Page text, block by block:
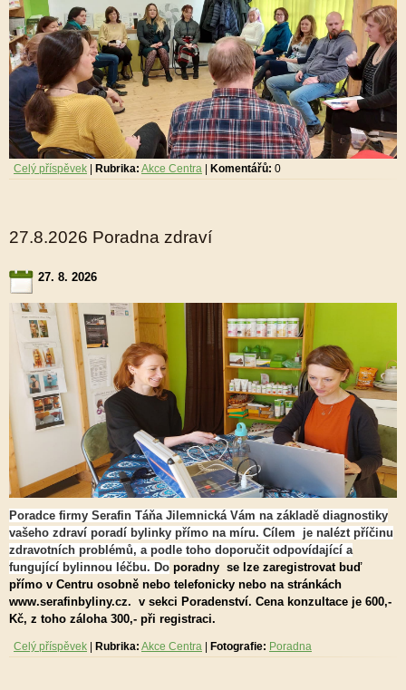
Celý příspěvek Rubrika: Akce Centra Komentářů: 0
27.8.2026 Poradna zdraví
27. 8. 2026
Poradce firmy Serafin Táňa Jilemnická Vám na základě diagnostiky
vašeho zdraví poradí bylinky přímo na míru. Cílem je nalézt příčinu
zdravotních problémů, a podle toho doporučit odpovídající a
fungující bylinnou léčbu. Do poradny se lze zaregistrovat buď
přímo v Centru osobně nebo telefonicky nebo na stránkách
www.serafinbyliny.cz. v sekci Poradenství. Cena konzultace je 600,-
Kč, z toho záloha 300,- při registraci.
Celý příspěvek Rubrika: Akce Centra Fotografie: Poradna